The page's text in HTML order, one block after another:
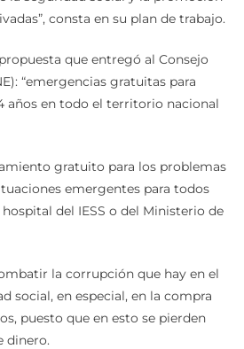
consta en su plan de trabajo.
que entregó al Consejo
“emergencias gratuitas para
años en todo el territorio nacional
gratuito para los problemas
emergentes para todos
del IESS o del Ministerio de
la corrupción que hay en el
social, en especial, en la compra
puesto que en esto se pierden
dinero.